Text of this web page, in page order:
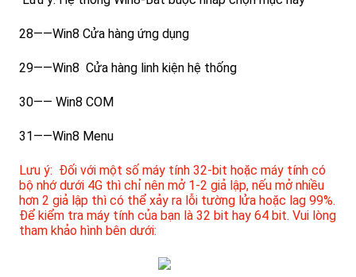
28——Win8 Cửa hàng ứng dụng
29——Win8 Cửa hàng linh kiện hệ thống
30—— Win8 COM
31——Win8 Menu
Lưu ý: Đối với một số máy tính 32-bit hoặc máy tính có
bộ nhớ dưới 4G thì chỉ nên mở 1-2 giả lập, nếu mở nhiều
hơn 2 giả lập thì có thể xảy ra lỗi tường lửa hoặc lag 99%.
Để kiểm tra máy tính của bạn là 32 bit hay 64 bit. Vui lòng
tham khảo hình bên dưới: